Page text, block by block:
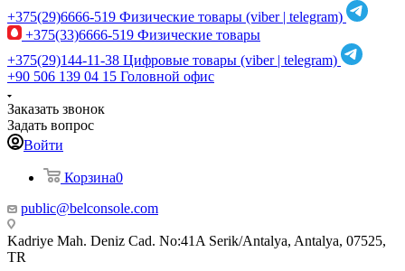
+375(29)6666-519 Физические товары (viber | telegram)
+375(33)6666-519 Физические товары
+375(29)144-11-38 Цифровые товары (viber | telegram)
+90 506 139 04 15 Головной офис
Заказать звонок
Задать вопрос
Войти
Корзина0
public@belconsole.com
Kadriye Mah. Deniz Cad. No:41A Serik/Antalya, Antalya, 07525,
TR